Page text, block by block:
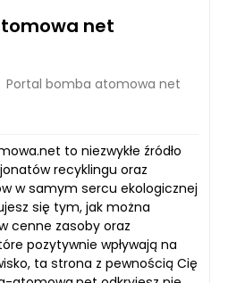
net
Portal bomba atomowa net
to niezwykłe źródło
recyklingu oraz
w samym sercu ekologicznej
się tym, jak można
cenne zasoby oraz
pozytywnie wpływają na
ta strona z pewnością Cię